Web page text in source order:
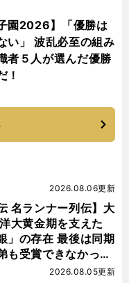
園2026】「優勝は
い」 波乱必至の組み
者５人が選んだ優勝
！
名ランナー列伝】大
大黄金期を支えた
」の存在 最後は同期
も受賞できなかった
く
2026.08.06更新
2026.08.05更新